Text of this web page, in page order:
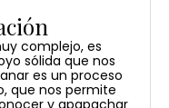
complejo, es
sólida que nos
es un proceso
que nos permite
y apapachar